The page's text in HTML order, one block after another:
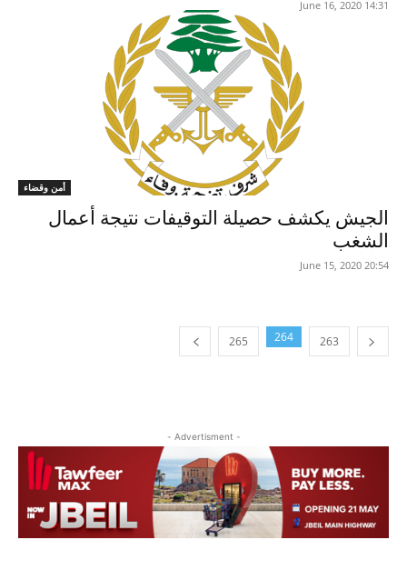
14:31 2020 ,June 16
أمن وقضاء
الجيش يكشف حصيلة التوقيفات نتيجة أعمال
الشغب
20:54 2020 ,June 15
263
264
265
- Advertisment -